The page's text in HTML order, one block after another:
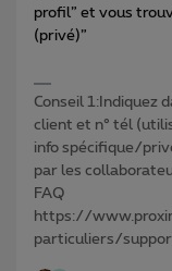
profil” et vous
(privé)”
Conseil 1:Indiquez
client et n° tél
info spécifique/
par les
FAQ
https://
particuliers/